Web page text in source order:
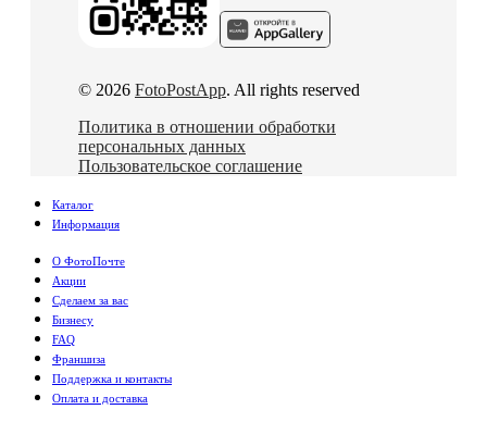
© 2026 FotoPostApp. All rights reserved
Политика в отношении обработки
персональных данных
Пользовательское соглашение
Каталог
Информация
О ФотоПочте
Акции
Сделаем за вас
Бизнесу
FAQ
Франшиза
Поддержка и контакты
Оплата и доставка